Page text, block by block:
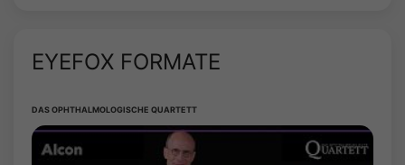
EYEFOX FORMATE
DAS OPHTHALMOLOGISCHE QUARTETT